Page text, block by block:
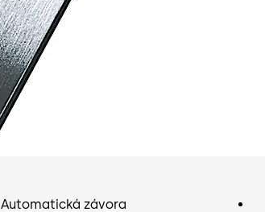
Automatická závora